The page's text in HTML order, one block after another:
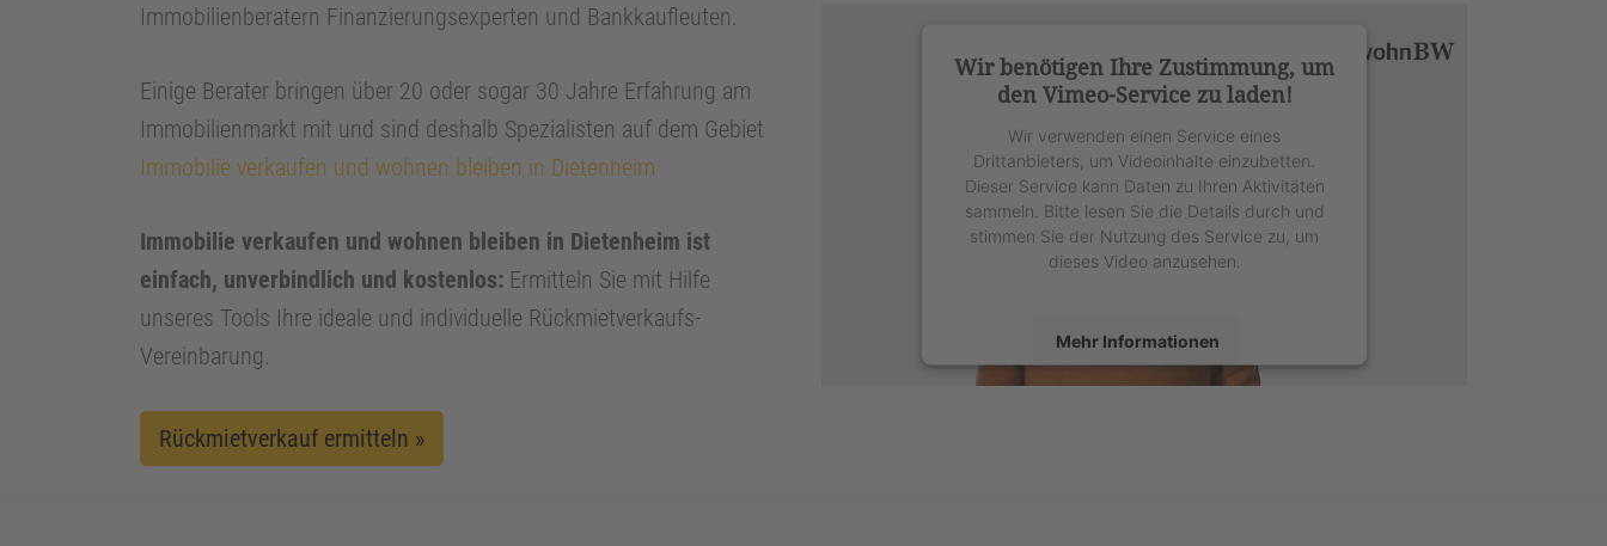
Immobilienberatern Finanzierungsexperten und Bankkaufleuten.
Einige Berater bringen über 20 oder sogar 30 Jahre Erfahrung am
Immobilienmarkt mit und sind deshalb Spezialisten auf dem Gebiet
Immobilie verkaufen und wohnen bleiben in Dietenheim
Immobilie verkaufen und wohnen bleiben in Dietenheim ist
einfach, unverbindlich und kostenlos: Ermitteln Sie mit Hilfe
unseres Tools Ihre ideale und individuelle Rückmietverkaufs-
Vereinbarung.
Rückmietverkauf ermitteln »
Wir benötigen Ihre Zustimmung, um
den Vimeo-Service zu laden!
Wir verwenden einen Service eines
Drittanbieters, um Videoinhalte einzubetten.
Dieser Service kann Daten zu Ihren Aktivitäten
sammeln. Bitte lesen Sie die Details durch und
stimmen Sie der Nutzung des Service zu, um
dieses Video anzusehen.
Mehr Informationen